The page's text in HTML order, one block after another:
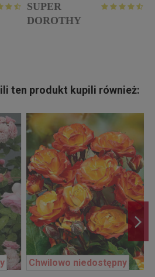
SUPER
DOROTHY
ten produkt kupili również:
Chwilowo niedostępny